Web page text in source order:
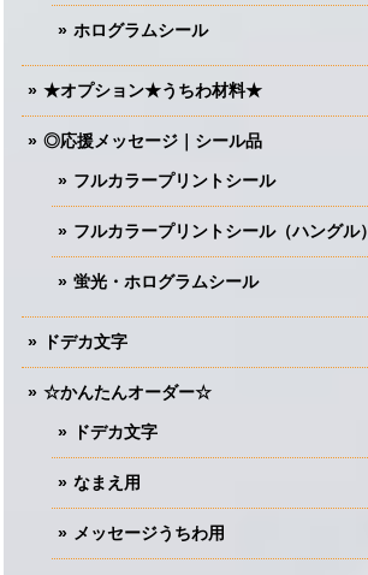
ホログラムシール
★オプション★うちわ材料★
◎応援メッセージ｜シール品
フルカラープリントシール
フルカラープリントシール（ハングル）
蛍光・ホログラムシール
ドデカ文字
☆かんたんオーダー☆
ドデカ文字
なまえ用
メッセージうちわ用